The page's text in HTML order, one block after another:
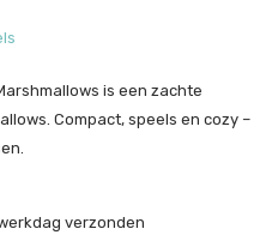
is een zachte
Compact, speels en cozy –
verzonden